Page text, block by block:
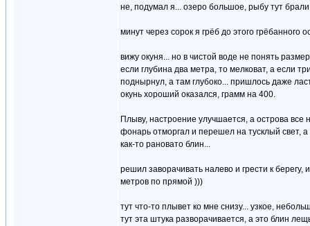
не, подумал я... озеро большое, рыбу тут
минут через сорок я грёб до этого грёбанного
вижу окуня... но в чистой воде не понять
если глубина два метра, то мелковат, а если
поднырнул, а там глубоко... пришлось даже
окунь хороший оказался, грамм на 400.
Плыву, настроение улучшается, а острова все
фонарь отморгал и перешел на тусклый свет, а
как-то рановато блин...
решил заворачивать налево и грести к
метров по прямой )))
тут что-то плывет ко мне снизу... узкое,
тут эта штука разворачивается, а это блин